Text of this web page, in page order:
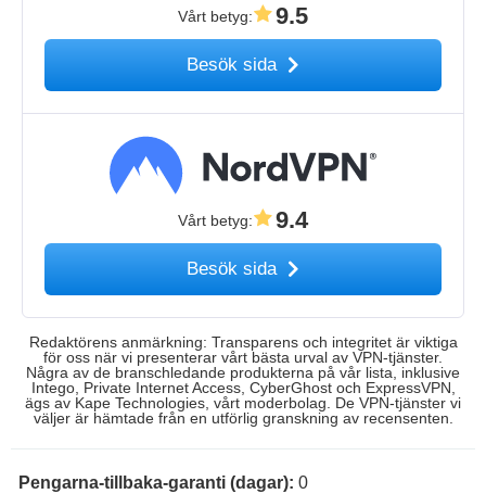
Vårt betyg: 9.5
Besök sida
Vårt betyg: 9.4
Besök sida
Redaktörens anmärkning: Transparens och integritet är viktiga
för oss när vi presenterar vårt bästa urval av VPN-tjänster.
Några av de branschledande produkterna på vår lista, inklusive
Intego, Private Internet Access, CyberGhost och ExpressVPN,
ägs av Kape Technologies, vårt moderbolag. De VPN-tjänster vi
väljer är hämtade från en utförlig granskning av recensenten.
Pengarna-tillbaka-garanti (dagar): 0